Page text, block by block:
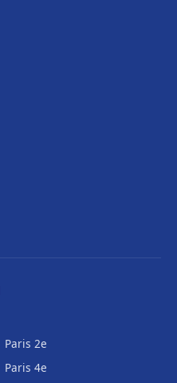
Paris 2e
Paris 4e